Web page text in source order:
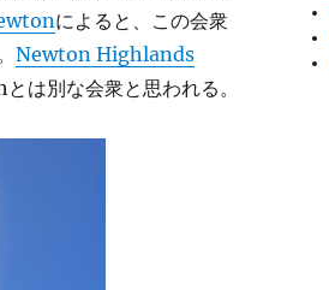
によると、この会衆
Newton Highlands
別な会衆と思われる。